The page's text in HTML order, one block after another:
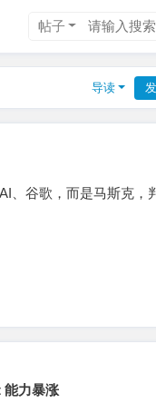
帖子
导读
、谷歌，而是马斯克，
能力暴涨